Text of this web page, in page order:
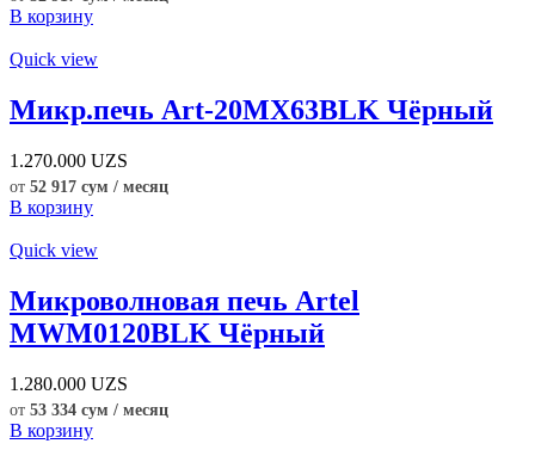
В корзину
Quick view
Микр.печь Art-20MX63BLK Чёрный
1.270.000 UZS
от 52 917 сум / месяц
В корзину
Quick view
Микроволновая печь Artel
MWM0120BLK Чёрный
1.280.000 UZS
от 53 334 сум / месяц
В корзину